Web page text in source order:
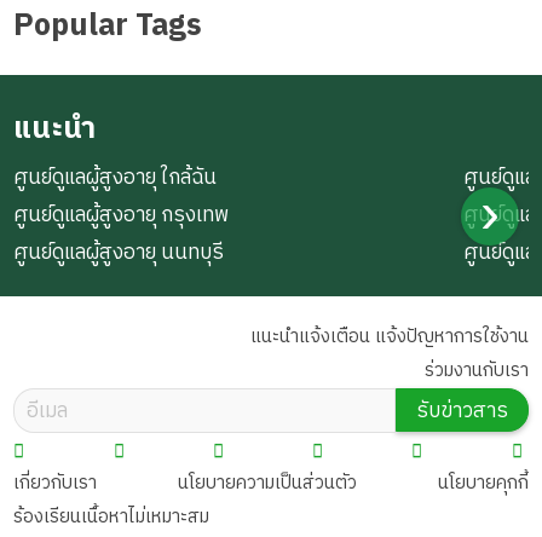
Popular Tags
แนะนำ
ศูนย์ดูแลผู้สูงอายุ ใกล้ฉัน
ศูนย์ดูแลผู้สูงอายุ กรุงเทพ
ศูนย์ดูแลผู้สูงอายุ นนทบุรี
ศูนย์ดูแ
ศูนย์ดูแล
ศูนย์ดูแ
เกี่ยวกับเรา นโยบายความเป็นส่วนตัว
นโยบายคุกกี้
ร้องเรียนเนื้อหาไม่เหมาะสม
แนะนำแจ้งเตือน แจ้งปัญหาการใช้งาน
ร่วมงานกับเรา
รับข่าวสาร